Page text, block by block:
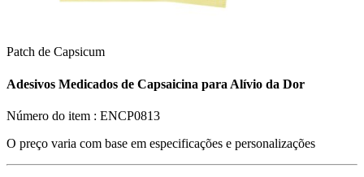
Patch de Capsicum
Adesivos Medicados de Capsaicina para Alívio da Dor
Número do item : ENCP0813
O preço varia com base em especificações e personalizações